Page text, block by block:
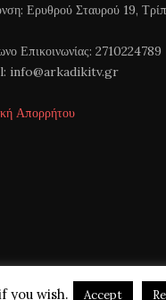
Ερυθρού Σταυρού 19,
Επικοινωνίας: 2710224789
info@arkadikitv.gr
Απορρήτου
you wish. Accept